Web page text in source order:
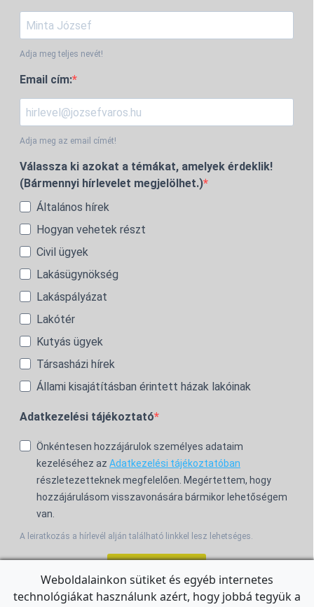
Adja meg teljes nevét!
Email cím:
Adja meg az email címét!
Válassza ki azokat a témákat, amelyek érdeklik!
(Bármennyi hírlevelet megjelölhet.)
Általános hírek
Hogyan vehetek részt
Civil ügyek
Lakásügynökség
Lakáspályázat
Lakótér
Kutyás ügyek
Társasházi hírek
Állami kisajátításban érintett házak lakóinak
Adatkezelési tájékoztató
Önkéntesen hozzájárulok személyes adataim
kezeléséhez az Adatkezelési tájékoztatóban
részletezetteknek megfelelően. Megértettem, hogy
hozzájárulásom visszavonására bármikor lehetőségem
van.
A leiratkozás a hírlevél alján található linkkel lesz lehetséges.
Weboldalainkon sütiket és egyéb internetes
technológiákat használunk azért, hogy jobbá tegyük a